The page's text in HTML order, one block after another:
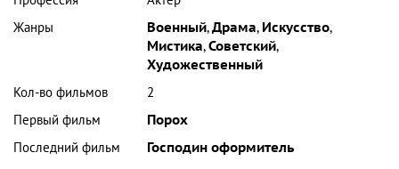
Жанры
Военный,Драма, Искусство,
Мистика,Советский,
Художественный
Кол-во фильмов
2
Первый фильм
Порох
Последний фильм
Господин оформитель